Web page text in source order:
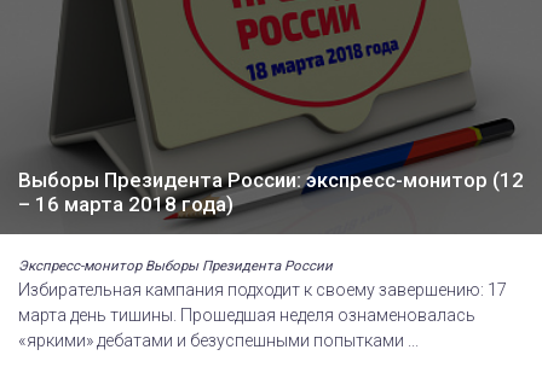
Выборы Президента России: экспресс-монитор (12
– 16 марта 2018 года)
Экспресс-монитор Выборы Президента России
Избирательная кампания подходит к своему завершению: 17
марта день тишины. Прошедшая неделя ознаменовалась
«яркими» дебатами и безуспешными попытками ...